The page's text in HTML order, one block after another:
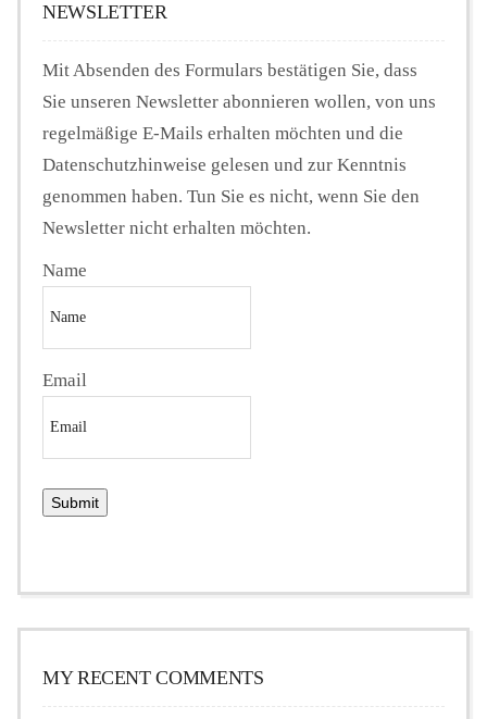
NEWSLETTER
Mit Absenden des Formulars bestätigen Sie, dass
Sie unseren Newsletter abonnieren wollen, von uns
regelmäßige E-Mails erhalten möchten und die
Datenschutzhinweise gelesen und zur Kenntnis
genommen haben. Tun Sie es nicht, wenn Sie den
Newsletter nicht erhalten möchten.
Name
Email
MY RECENT COMMENTS